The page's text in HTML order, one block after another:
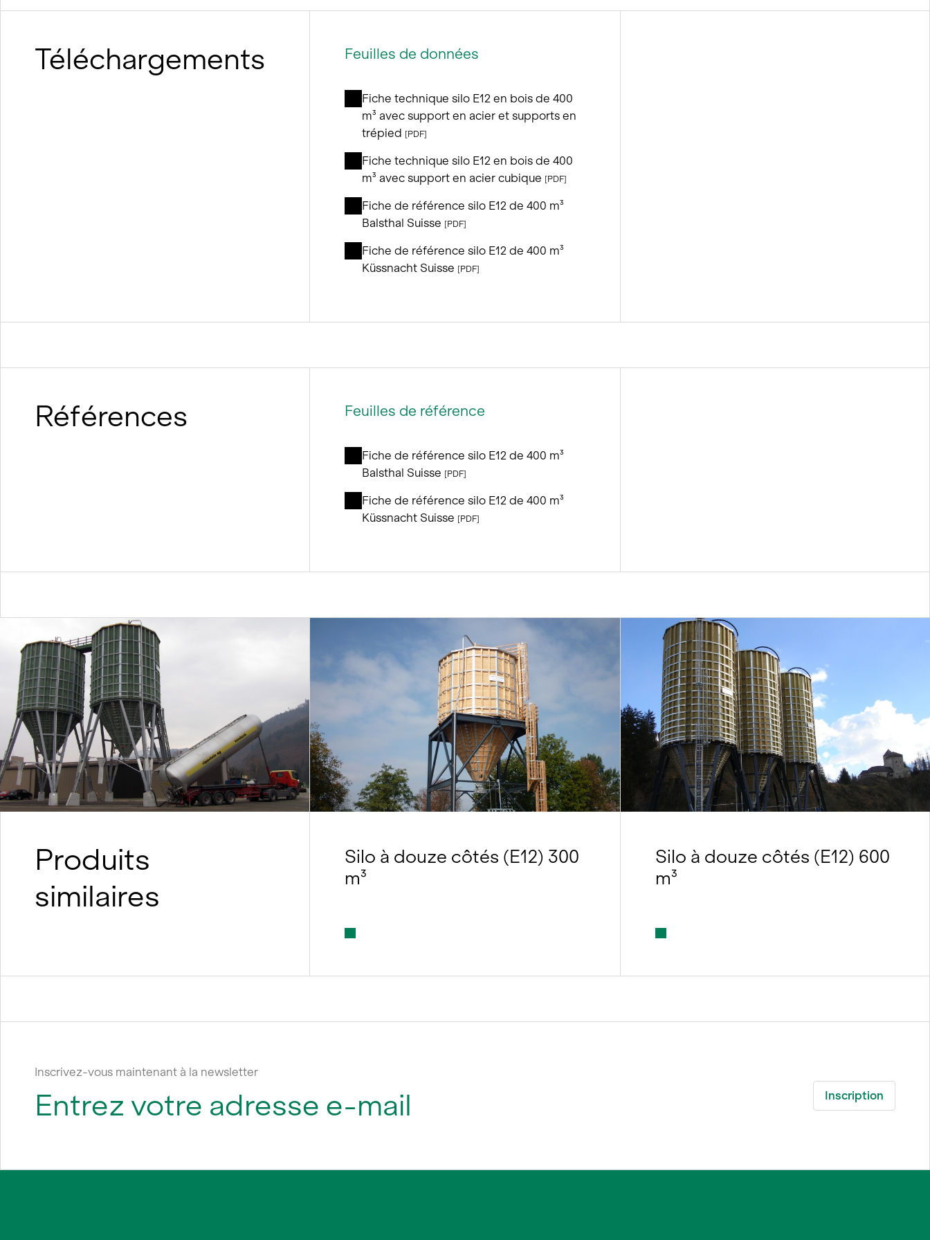
Téléchargements Feuilles de données
Fiche technique silo E12 en bois de 400
m³ avec support en acier et supports en
trépied [PDF]
Fiche technique silo E12 en bois de 400
m³ avec support en acier cubique [PDF]
Fiche de référence silo E12 de 400 m³
Balsthal Suisse [PDF]
Fiche de référence silo E12 de 400 m³
Küssnacht Suisse [PDF]
Références Feuilles de référence
Fiche de référence silo E12 de 400 m³
Balsthal Suisse [PDF]
Fiche de référence silo E12 de 400 m³
Küssnacht Suisse [PDF]
Produits
similaires
Silo à douze côtés (E12) 300
m³
Silo à douze côtés (E12) 600
m³
Inscrivez-vous maintenant à la newsletter